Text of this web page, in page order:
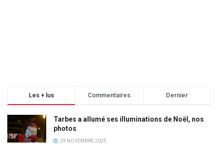
Les + lus Commentaires Dernier
Tarbes a allumé ses illuminations de Noël, nos
photos
29 NOVEMBRE 2025